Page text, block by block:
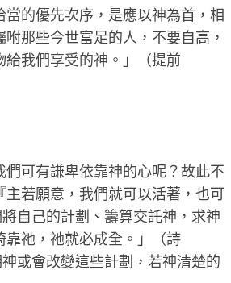
的優先次序，是應以神為首，相
那些今世富足的人，不要自高，
我們享受的神。」（提前
可有謙卑依靠神的心呢？故此不
若願意，我們就可以活著，也可
自己的計劃、籌算交託神，求神
祂，祂就必成全。」（詩
或會改變這些計劃，若神清楚的